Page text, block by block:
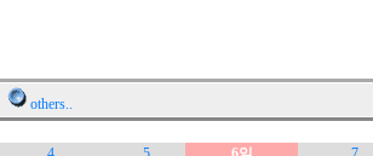
others..